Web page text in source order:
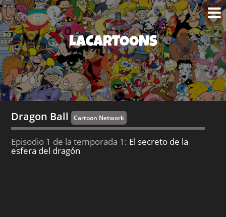
LACARTOONS
Dragon Ball Cartoon Network
Episodio 1 de la temporada 1: El secreto de la
esfera del dragón